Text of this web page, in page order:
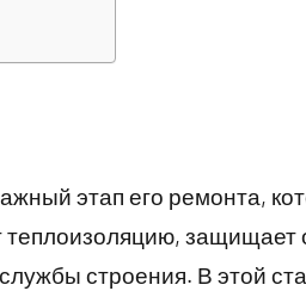
этап его ремонта,
защищает
строения. В этой